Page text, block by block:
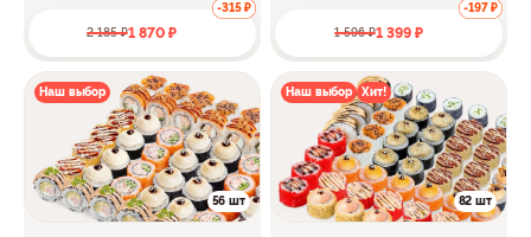
2 185 ₽1 870 ₽
-315 ₽
1 596 ₽1 399 ₽
-197 ₽
Наш выбор
56 шт
Наш выбор Хит!
82 шт